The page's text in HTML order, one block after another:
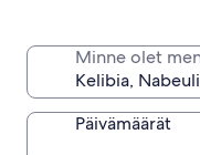
Majoitu viikoksi,
vain sinun
majapaikkaan.
Minne olet
Päivämäärät